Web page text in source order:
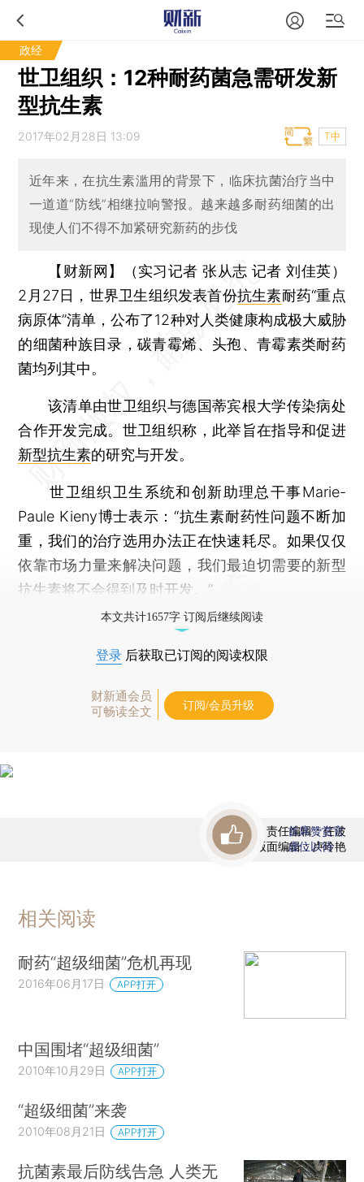
政经
世卫组织：12种耐药菌急需研发新
型抗生素
2017年02月28日 13:09 T中
近年来，在抗生素滥用的背景下，临床抗菌治疗当中
一道道“防线”相继拉响警报。越来越多耐药细菌的出
现使人们不得不加紧研究新药的步伐
【财新网】（实习记者 张从志 记者 刘佳英）
2月27日，世界卫生组织发表首份抗生素耐药“重点
病原体”清单，公布了12种对人类健康构成极大威胁
的细菌种族目录，碳青霉烯、头孢、青霉素类耐药
菌均列其中。
该清单由世卫组织与德国蒂宾根大学传染病处
合作开发完成。世卫组织称，此举旨在指导和促进
新型抗生素的研究与开发。
世卫组织卫生系统和创新助理总干事Marie-
Paule Kieny博士表示：“抗生素耐药性问题不断加
重，我们的治疗选用办法正在快速耗尽。如果仅仅
依靠市场力量来解决问题，我们最迫切需要的新型
抗生素将不会得到及时开发。”
本文共计1657字 订阅后继续阅读
登录 后获取已订阅的阅读权限
财新通会员
可畅读全文
订阅/会员升级
责任编辑：任波
版面编辑：卢玲艳
首席赞赏官
虚位以待
相关阅读
耐药“超级细菌”危机再现
2016年06月17日 APP打开
中国围堵“超级细菌”
2010年10月29日 APP打开
“超级细菌”来袭
2010年08月21日 APP打开
抗菌素最后防线告急 人类无